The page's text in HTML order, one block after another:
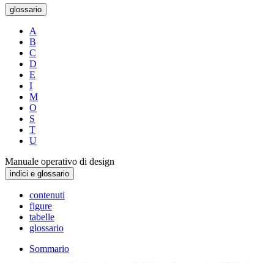
glossario
A
B
C
D
E
I
M
O
S
T
U
Manuale operativo di design
indici e glossario
contenuti
figure
tabelle
glossario
Sommario